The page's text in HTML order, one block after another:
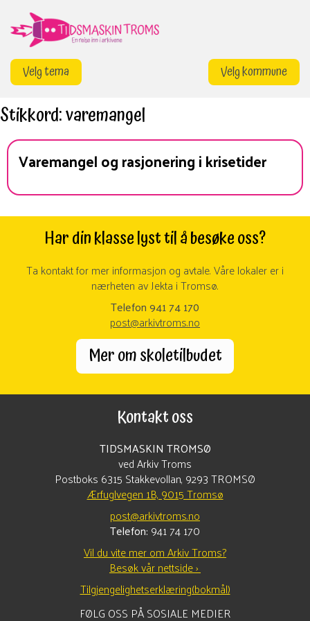
innhold
Velg tema Velg kommune
Stikkord:varemangel
Varemangel og rasjonering i krisetider
Har din klasse lyst til å besøke oss?
Ta kontakt for mer informasjon og avtale. Våre lokaler er i
nærheten av Jekta i Tromsø.
Telefon 941 74 170
post@arkivtroms.no
Mer om skoletilbudet
Kontakt oss
TIDSMASKIN TROMSØ
ved Arkiv Troms
Postboks 6315 Stakkevollan, 9293 TROMSØ
Ærfuglvegen 1B, 9015 Tromsø
post@arkivtroms.no
Telefon: 941 74 170
Vil du vite mer om Arkiv Troms?
Besøk vår nettside ›
Tilgjengelighetserklæring(bokmål)
FØLG OSS PÅ SOSIALE MEDIER